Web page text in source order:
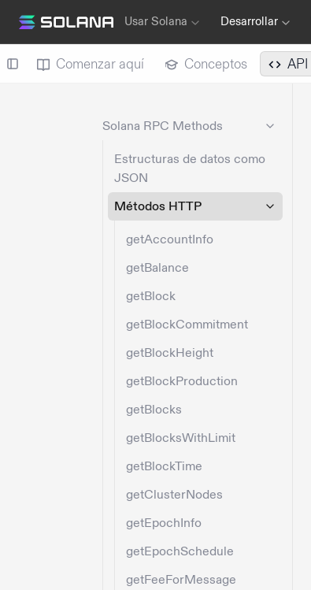
Usar Solana Desarrollar
Comenzar aquí Conceptos API
Solana RPC Methods
Estructuras de datos como
JSON
Métodos HTTP
getAccountInfo
getBalance
getBlock
getBlockCommitment
getBlockHeight
getBlockProduction
getBlocks
getBlocksWithLimit
getBlockTime
getClusterNodes
getEpochInfo
getEpochSchedule
getFeeForMessage